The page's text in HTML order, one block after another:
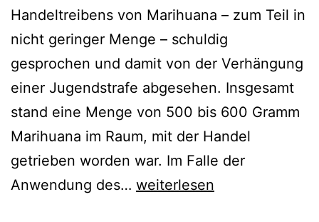
Handeltreibens von Marihuana – zum Teil in
nicht geringer Menge – schuldig
gesprochen und damit von der Verhängung
einer Jugendstrafe abgesehen. Insgesamt
stand eine Menge von 500 bis 600 Gramm
Marihuana im Raum, mit der Handel
getrieben worden war. Im Falle der
Anwendung des… weiterlesen